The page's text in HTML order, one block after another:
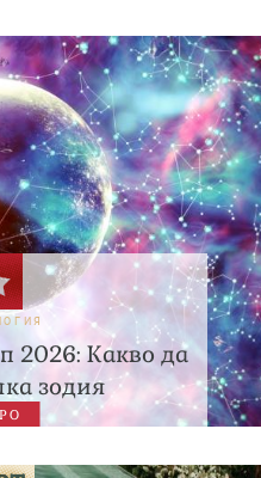
2026: Какво да
зодия